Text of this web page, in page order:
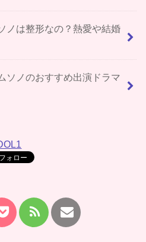
ノは整形なの？熱愛や結婚
ソノのおすすめ出演ドラマ